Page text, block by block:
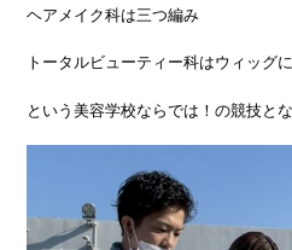
ヘアメイク科は三つ編み
トータルビューティー科はウィッグ
という美容学校ならでは！の競技と